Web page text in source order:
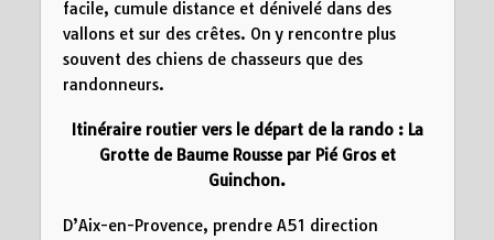
facile, cumule distance et dénivelé dans des
vallons et sur des crêtes. On y rencontre plus
souvent des chiens de chasseurs que des
randonneurs.
Itinéraire routier vers le départ de la rando : La
Grotte de Baume Roussepar Pié Gros et
Guinchon.
D’Aix-en-Provence, prendre A51 direction